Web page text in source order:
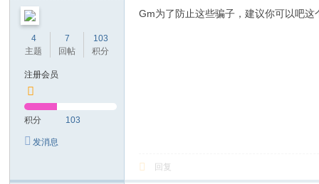
4
主题
7
回帖
103
积分
注册会员
积分 103
发消息
Gm为了防止这些骗子，建议你可以吧
回复